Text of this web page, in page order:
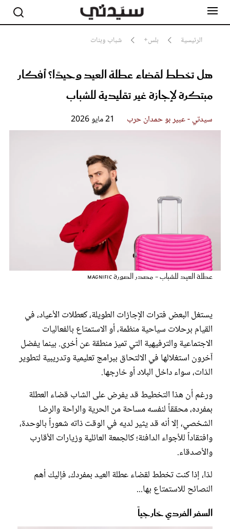
الرئيسية بلس+ شباب وبنات
هل تخطط لقضاء عطلة العيد وحيدًا؟ أفكار
مبتكرة لإجازة غير تقليدية للشباب
سيدتي - عبير بو حمدان حرب 21 مايو 2026
عطلة العيد للشباب - مصدر الصورة magnific
يستغل البعض فترات الإجازات الطويلة، كعطلات الأعياد، في
القيام برحلات سياحية منظمة، أو الاستمتاع بالفعاليات
الاجتماعية والترفيهية التي تميز منطقة عن أخرى. بينما يفضل
آخرون استغلالها في الالتحاق ببرامج تعليمية وتدريبية لتطوير
الذات، سواء داخل البلاد أو خارجها.
​ورغم أن هذا التخطيط قد يفرض على الشاب قضاء العطلة
بمفرده، محققاً لنفسه مساحة من الحرية والراحة والرضا
الشخصي، إلا أنه قد يثير لديه في الوقت ذاته شعوراً بالوحدة،
وافتقاداً للأجواء الدافئة؛ كالجمعة العائلية وزيارات الأقارب
والأصدقاء.
​لذا، إذا كنت تخطط لقضاء عطلة العيد بمفردك، فإليك أهم
النصائح للاستمتاع بها...
السفر الفردي خارجياً
مشاهير
جمال
سيدتي وطفلك
لايف ستايل
عروس سيدتي
غلاف رفمي